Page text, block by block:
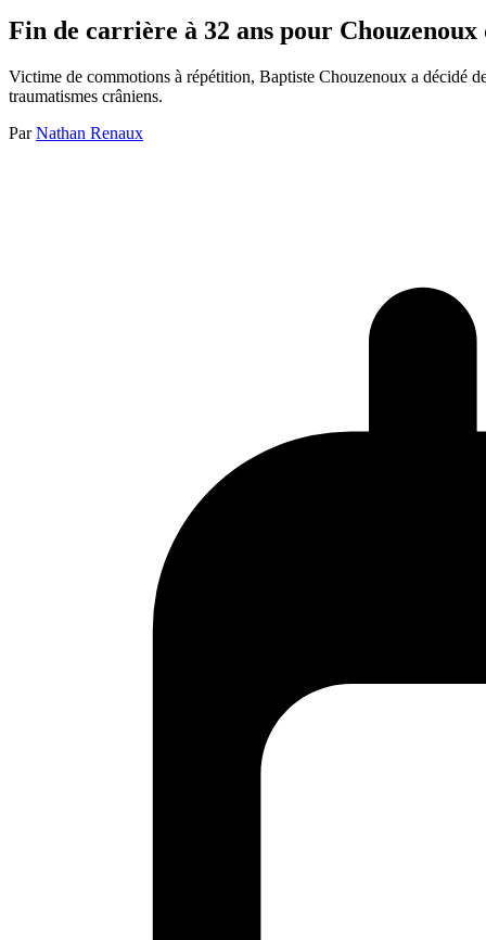
Fin de carrière à 32 ans pour
Victime de commotions à répétition, Baptiste Chouzenoux a décidé
traumatismes crâniens.
Par Nathan Renaux